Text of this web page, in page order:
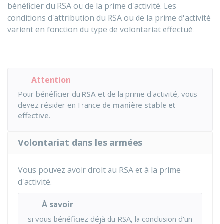
bénéficier du RSAou de la prime d'activité. Les
conditions d'attribution du RSA ou de la prime d'activité
varient en fonction du type de volontariat effectué.
Attention
Pour bénéficier du RSA et de la prime d'activité, vous
devez résider en France de manière stable et
effective.
Volontariat dans les armées
Vous pouvez avoir droit au RSA et à la prime
d'activité.
À savoir
si vous bénéficiez déjà du RSA, la conclusion d'un